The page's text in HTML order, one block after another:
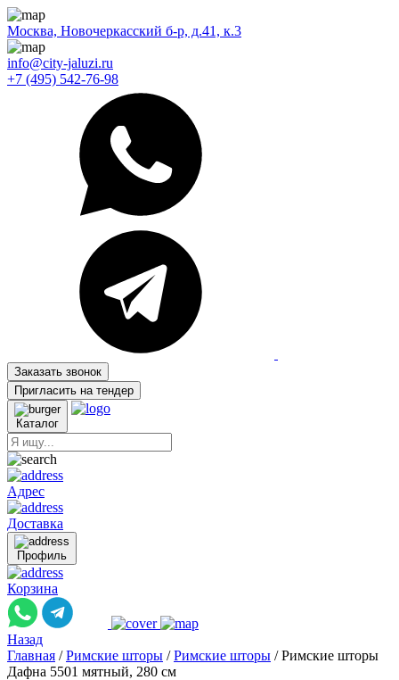
Москва, Новочеркасский б-р, д.41, к.3
info@city-jaluzi.ru
+7 (495) 542-76-98
Заказать звонок
Пригласить на тендер
Каталог
Адрес
Доставка
Профиль
Корзина
Назад
Главная / Римские шторы / Римские шторы / Римские шторы
Дафна 5501 мятный, 280 см